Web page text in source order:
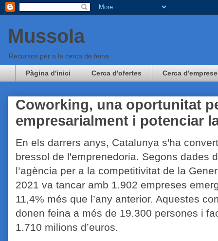
Mussola
Recursos per a la cerca de feina
Pàgina d'inici Cerca d'ofertes Cerca
Coworking, una oportunitat
empresarialment i potenciar
En els darrers anys, Catalunya s'ha
bressol de l'emprenedoria. Segons dades
l’agència per a la competitivitat de la
2021 va tancar amb 1.902 empreses
11,4% més que l’any anterior. Aquestes
donen feina a més de 19.300 persones i
1.710 milions d’euros.